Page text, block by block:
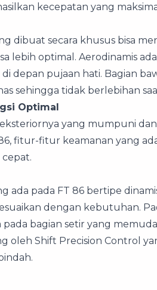
kecepatan yang
dibuat secara khusus bisa
lebih optimal. Aerodinamis
depan pujaan hati. Bagian
sehingga tidak berlebihan
Optimal
yang mumpuni
fitur-fitur keamanan yang
ada pada FT 86 bertipe
dengan kebutuhan.
bagian setir yang
oleh Shift Precision Control